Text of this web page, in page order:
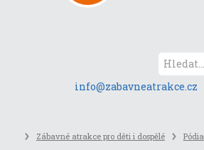
info@zabavneatrakce.cz
Zábavné atrakce pro děti i dospělé Pódia